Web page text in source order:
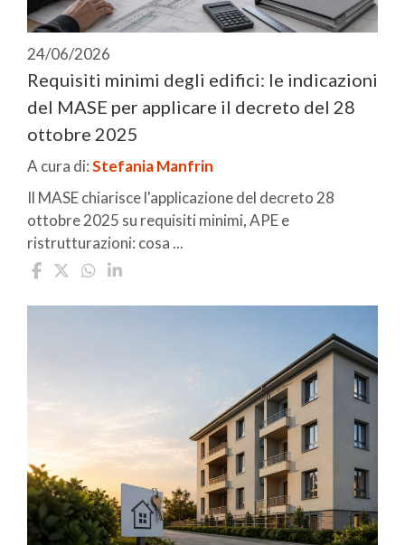
24/06/2026
Requisiti minimi degli edifici: le indicazioni
del MASE per applicare il decreto del 28
ottobre 2025
A cura di:Stefania Manfrin
Il MASE chiarisce l'applicazione del decreto 28
ottobre 2025 su requisiti minimi, APE e
ristrutturazioni: cosa ...